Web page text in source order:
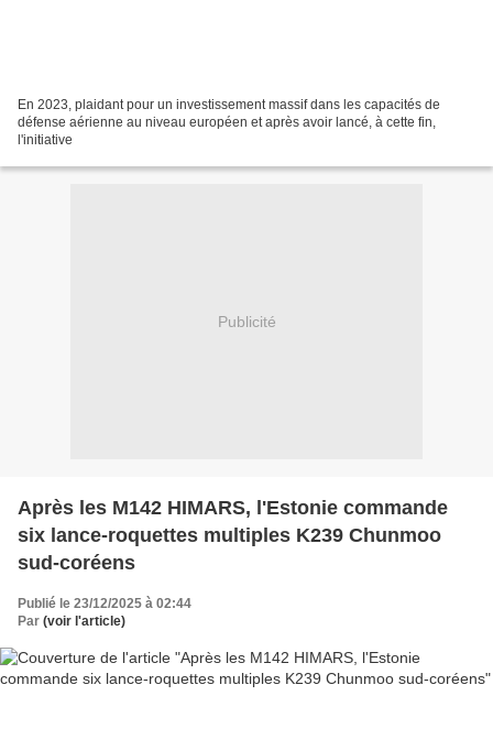
En 2023, plaidant pour un investissement massif dans les capacités de
défense aérienne au niveau européen et après avoir lancé, à cette fin,
l'initiative
Publicité
Après les M142 HIMARS, l'Estonie commande
six lance-roquettes multiples K239 Chunmoo
sud-coréens
Publié le 23/12/2025 à 02:44
Par (voir l'article)